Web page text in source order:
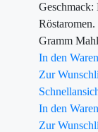
Geschmack:
Gramm
In den
Zur
In den
Zur